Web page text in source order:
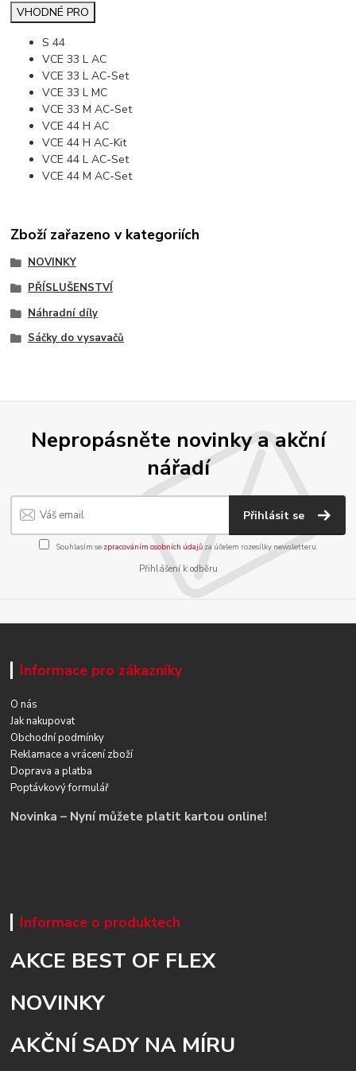
VHODNÉ PRO
S 44
VCE 33 L AC
VCE 33 L AC-Set
VCE 33 L MC
VCE 33 M AC-Set
VCE 44 H AC
VCE 44 H AC-Kit
VCE 44 L AC-Set
VCE 44 M AC-Set
Zboží zařazeno v kategoriích
NOVINKY
PŘÍSLUŠENSTVÍ
Náhradní díly
Sáčky do vysavačů
Nepropásněte novinky a akční
nářadí
Přihlásit se
Souhlasím se zpracováním osobních údajůza účelem rozesílky newsletteru.
Přihlášení k odběru
Informace pro zákazníky
O nás
Jak nakupovat
Obchodní podmínky
Reklamace a vrácení zboží
Doprava a platba
Poptávkový formulář
Novinka – Nyní můžete platit kartou online!
Informace o produktech
AKCE BEST OF FLEX
NOVINKY
AKČNÍ SADY NA MÍRU